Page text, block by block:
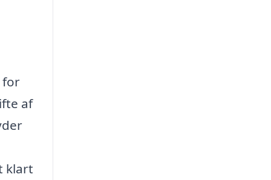
for
af
klart